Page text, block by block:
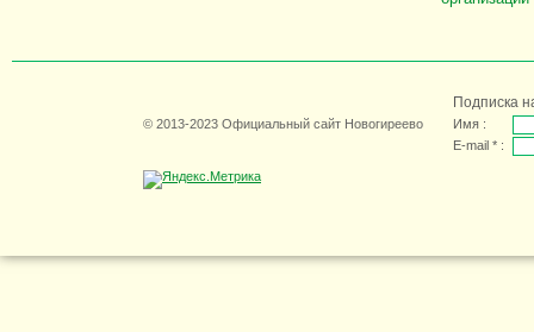
© 2013-2023 Официальный сайт Новогиреево
Подписка
Имя :
E-mail * :